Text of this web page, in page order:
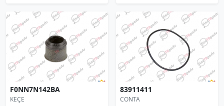
F0NN7N142BA
KEÇE
83911411
CONTA